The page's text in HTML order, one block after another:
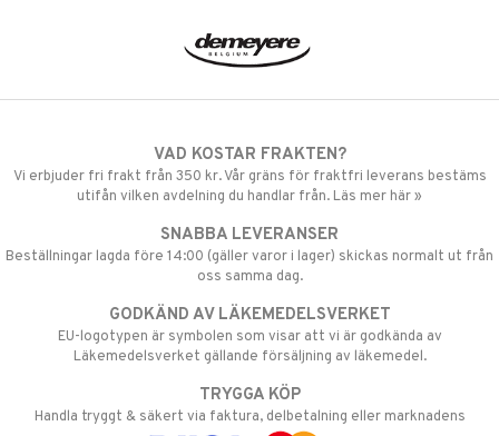
VAD KOSTAR FRAKTEN?
Vi erbjuder fri frakt från 350 kr. Vår gräns för fraktfri leverans bestäms
utifån vilken avdelning du handlar från. Läs mer här »
SNABBA LEVERANSER
Beställningar lagda före 14:00 (gäller varor i lager) skickas normalt ut från
oss samma dag.
GODKÄND AV LÄKEMEDELSVERKET
EU-logotypen är symbolen som visar att vi är godkända av
Läkemedelsverket gällande försäljning av läkemedel.
TRYGGA KÖP
Handla tryggt & säkert via faktura, delbetalning eller marknadens